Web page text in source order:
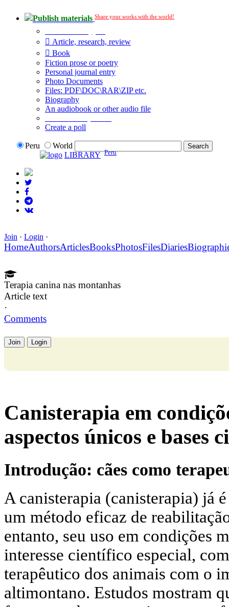
Publish materials Share your works with the world!
Article, research, review
Book
Fiction prose or poetry
Personal journal entry
Photo Documents
Files: PDF\DOC\RAR\ZIP etc.
Biography
An audiobook or other audio file
Create a poll
Peru
World
LIBRARY Peru
Join · Login ·
HomeAuthorsArticlesBooksPhotosFilesDiaries
Terapia canina nas montanhas
Article text
·
Comments
Join Login
Canisterapia em
aspectos únicos e bases
Introdução: cães como
A canisterapia (canisterapia) já
um método eficaz de
entanto, seu uso em condições
interesse científico especial,
terapêutico dos animais com o
altimontano. Estudos mostram